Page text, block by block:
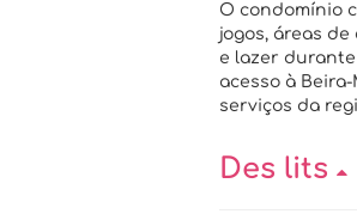
O condomínio
jogos, áreas
e lazer
acesso à
serviços da
Des lits